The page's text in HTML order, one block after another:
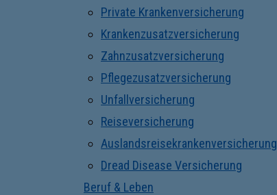
Private Krankenversicherung
Krankenzusatzversicherung
Zahnzusatzversicherung
Pflegezusatzversicherung
Unfallversicherung
Reiseversicherung
Auslandsreisekrankenversicherung
Dread Disease Versicherung
Beruf & Leben